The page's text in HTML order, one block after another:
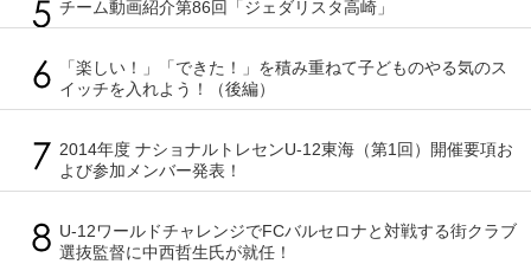
チーム動画紹介第86回「ジェダリスタ高崎」
「楽しい！」「できた！」を積み重ねて子どものやる気のス
イッチを入れよう！（後編）
2014年度 ナショナルトレセンU-12東海（第1回）開催要項お
よび参加メンバー発表！
U-12ワールドチャレンジでFCバルセロナと対戦する街クラブ
選抜監督に中西哲生氏が就任！